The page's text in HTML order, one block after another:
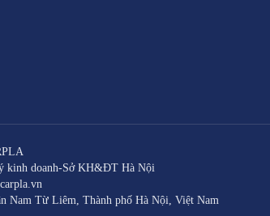
kinh doanh-Sở KH&ĐT Hà Nội
Nam Từ Liêm, Thành phố Hà Nội, Việt Nam